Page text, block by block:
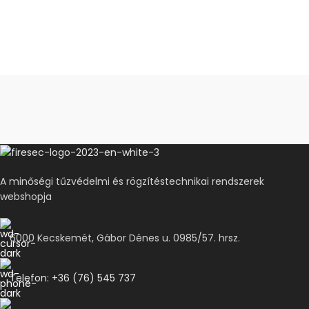
A minőségi tűzvédelmi és rögzítéstechnikai rendszerek
webshopja
6000 Kecskemét, Gábor Dénes u. 0985/57. hrsz.
Telefon: +36 (76) 545 737